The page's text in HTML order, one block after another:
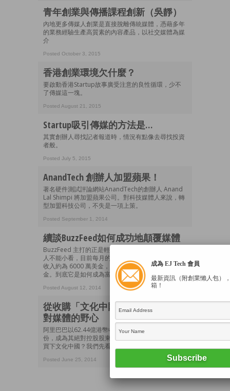
青年創業與傳播課程創新（吳靜）
內地更多傳媒人創業是直接脫離傳統媒體，憑藉多年
的業務經驗生產高質素的內容產品，以社交媒體為媒
介
Posted October 3, 2015
香港創業環境欠什麼？
要啟動香港Startup故事廣受注意的良性循環，少不
了傳媒這一塊。
Posted August 21, 2015
Startup吸引傳媒的方法是…
其實創辦人尋找記者報道時，情況有點像去尋找投資
者般。
Posted July 5, 2015
AnandTech 創辦人加盟蘋果！
著名硬件測試評論網站AnandTech的創辦人 Anand
Lal Shimpi 將加盟蘋果公司。對科技媒體人來說，轉
型加盟科技公司，不失是一項上策。
Posted September 1, 2014
續談BuzzFeed如何成功地顛覆媒體
BuzzFeed 主打的正是輕鬆的娛樂內容，但成績卻讓
人不能小看，目前每月的用戶已達 1.5 億，2013 年
收入約為 6000 萬美金，今年預計倍翻至 1.2 億美
金。到底它是如何成為富有顛覆性的科技媒體呢
Posted August 12, 2014
從收購「文化中國」來看阿里巴巴
對媒體的野心
阿里巴巴以62.44億港幣收購「文化中國」近60%股
份，成為其絕對控股股東。究竟阿里巴巴是為了什麼
買下文化中國？我們先看看文化中國主要是做什麼...
Posted June 25, 2014
成為 EJ Tech 會員
最新資訊（附創業懶人包）
箱！